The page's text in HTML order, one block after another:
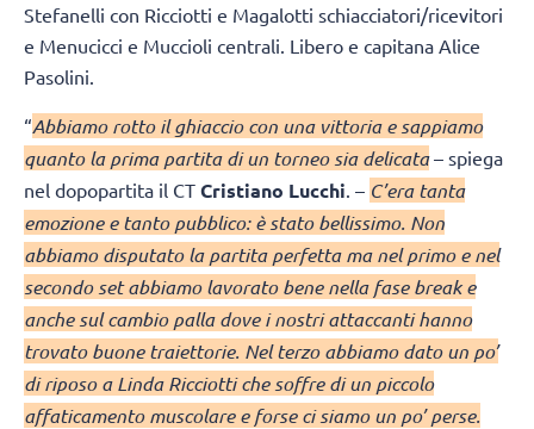
Stefanelli con Ricciotti e Magalotti schiacciatori/ricevitori
e Menucicci e Muccioli centrali. Libero e capitana Alice
Pasolini.
“Abbiamo rotto il ghiaccio con una vittoria e sappiamo
quanto la prima partita di un torneo sia delicata– spiega
nel dopopartita il CT Cristiano Lucchi . – C’era tanta
emozione e tanto pubblico: è stato bellissimo. Non
abbiamo disputato la partita perfetta ma nel primo e nel
secondo set abbiamo lavorato bene nella fase break e
anche sul cambio palla dove i nostri attaccanti hanno
trovato buone traiettorie. Nel terzo abbiamo dato un po’
di riposo a Linda Ricciotti che soffre di un piccolo
affaticamento muscolare e forse ci siamo un po’ perse.